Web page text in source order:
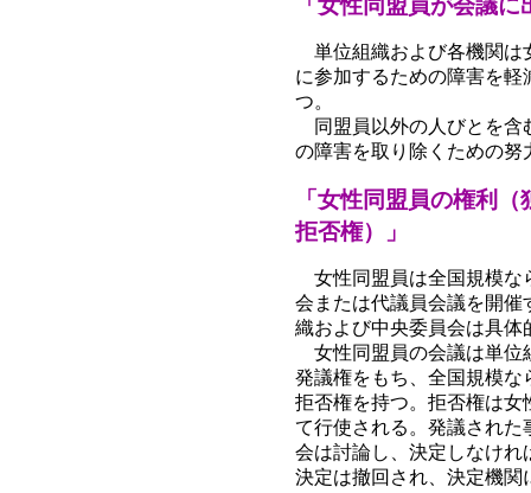
「女性同盟員が会議
単位組織および各機関は
に参加するための障害を
つ。
同盟員以外の人びとを含
の障害を取り除くための
「女性同盟員の権利
拒否権）」
女性同盟員は全国規模な
会または代議員会議を開
織および中央委員会は具
女性同盟員の会議は単位
発議権をもち、全国規模
拒否権を持つ。拒否権は
て行使される。発議され
会は討論し、決定しなけ
決定は撤回され、決定機関